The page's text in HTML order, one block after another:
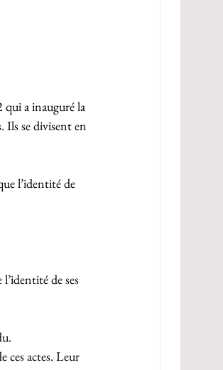
qui a inauguré la
Ils se divisent en
l’identité de
de ses
ces actes. Leur